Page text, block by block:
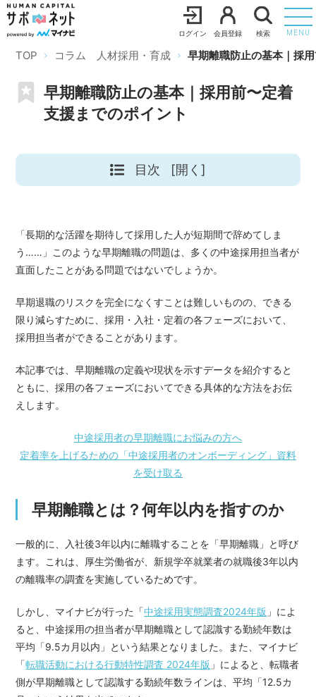
ログイン 会員登録 検索 MENU
TOP コラム 人材採用・育成 早期離職防止の基本｜採
早期離職防止の基本｜採用前〜定着
支援までのポイント
目次 [開く]
「長期的な活躍を期待して採用した人が短期間で辞めてしま
う……」このような早期離職の問題は、多くの中途採用担当者が
直面したことがある問題ではないでしょうか。
早期退職のリスクを完全になくすことは難しいものの、できる
限り減らすために、採用・入社・定着の各フェーズにおいて、
採用担当者ができることがあります。
本記事では、早期離職の定義や現状を示すデータを紹介すると
ともに、採用の各フェーズにおいてできる具体的な方法をお伝
えします。
中途採用者の早期離職にお悩みの方へ
定着率を上げるための「中途採用者のオンボーディング」資料
を受け取る
早期離職とは？何年以内を指すのか
一般的に、入社後3年以内に離職することを「早期離職」と呼び
ます。これは、厚生労働省が、新規学卒就業者の就職後3年以内
の離職率の調査を実施しているためです。
しかし、マイナビが行った「中途採用実態調査2024年版 」によ
ると、中途採用の担当者が早期離職として認識する勤続年数は
平均「9.5カ月以内」という結果となりました。また、マイナビ
「転職活動における行動特性調査 2024年版 」によると、転職者
側が早期離職として認識する勤続年数ラインは、平均「12.5カ